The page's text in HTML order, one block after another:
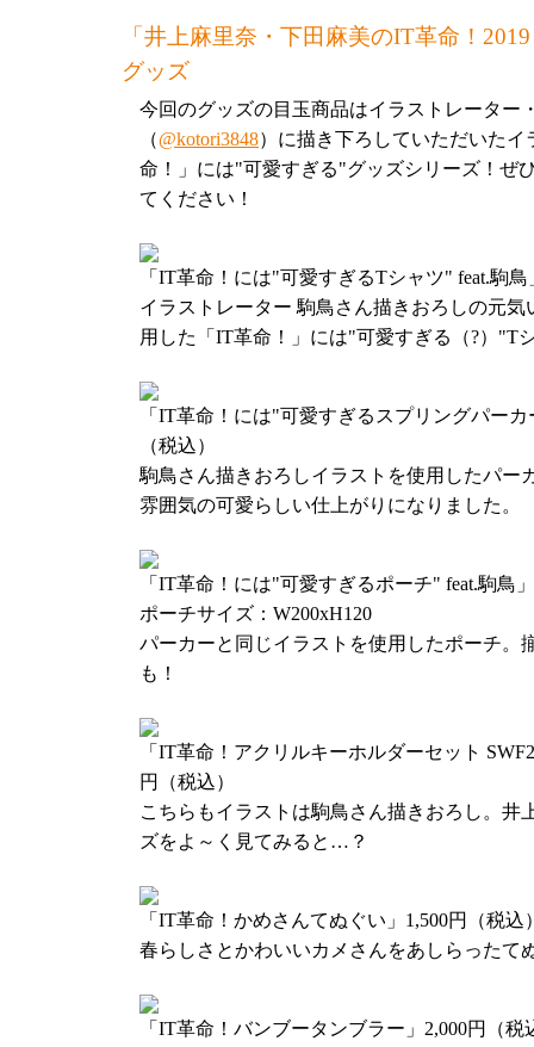
2,000円
◆「IT革命！かめさんてぬぐい」1,500円
◆「IT革命！バンブータンブラー」2,000円
※上記のリストに記載のない商品は通販の用
めご了承ください。
番組イベント「井上麻里奈・下田麻美
業～」開催決定！
イベントグッズなど詳しくはこちら！
◆出演：井上麻里奈、下田麻美
◆日程：2019年3月31日（日）
◆昼の部：13:00開場／13:45開演
◆夜の部：17:00開場／17:45開演
◆前売券価格：4,320円（税込）
北の丸公園2-1）
◆当日券
価格：4,860円（税込）
先行物販（11:00～）にて販売開始
ドラマCD「ITロワイヤル」発売決定！
12月29日（土）～12月31日（月）に開催され
95（C95）の企業ブースにシーサイド・コミ
展！「IT革命！」のドラマCD第2弾を発売い
届けします！初回特典封入版には2019年3月
ンスホールにて開催される「IT革命！」単独
込券を封入！
恒例のカウントダウンCDも発売となります
ケット95出展情報ページ をご覧ください。
「井上麻里奈・下田麻美のIT革命！
グッズ
今回のグッズの目玉商品はイラストレーター
（@kotori3848）に描き下ろしていただいた
命！」には"可愛すぎる"グッズシリーズ！ぜ
てください！
「IT革命！には"可愛すぎるTシャツ" feat.駒
イラストレーター 駒鳥さん描きおろしの元
用した「IT革命！」には"可愛すぎる（?）"T
「IT革命！には"可愛すぎるスプリングパーカ
（税込）
駒鳥さん描きおろしイラストを使用したパー
雰囲気の可愛らしい仕上がりになりました。
「IT革命！には"可愛すぎるポーチ" feat.駒鳥
ポーチサイズ：W200xH120
パーカーと同じイラストを使用したポーチ。
も！
「IT革命！アクリルキーホルダーセット
円（税込）
こちらもイラストは駒鳥さん描きおろし。井
ズをよ～く見てみると…？
「IT革命！かめさんてぬぐい」1,500円（税込
春らしさとかわいいカメさんをあしらったて
「IT革命！バンブータンブラー」2,000円（税